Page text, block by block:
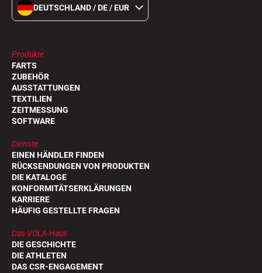
DEUTSCHLAND / DE / EUR
Produkte
FARTS
ZUBEHÖR
AUSSTATTUNGEN
TEXTILIEN
ZEITMESSUNG
SOFTWARE
Dienste
EINEN HÄNDLER FINDEN
RÜCKSENDUNGEN VON PRODUKTEN
DIE KATALOGE
KONFORMITÄTSERKLÄRUNGEN
KARRIERE
HÄUFIG GESTELLTE FRAGEN
Das VOLA-Haus
DIE GESCHICHTE
DIE ATHLETEN
DAS CSR-ENGAGEMENT